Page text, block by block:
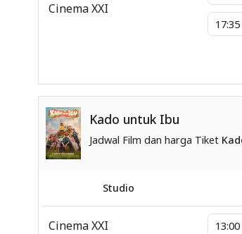
Cinema XXI
17:35
Kado untuk Ibu
Jadwal Film dan harga Tiket
Studio
Cinema XXI 13:00